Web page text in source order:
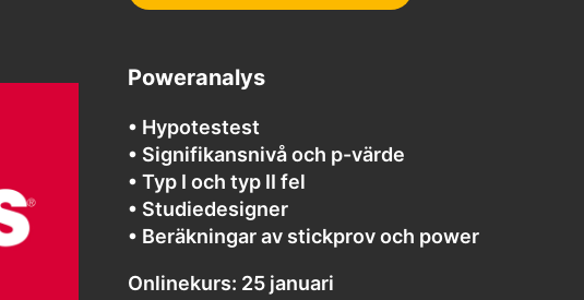
Poweranalys
• Hypotestest
• Signifikansnivå och p-värde
• Typ I och typ II fel
• Studiedesigner
• Beräkningar av stickprov och power
Onlinekurs: 25 januari